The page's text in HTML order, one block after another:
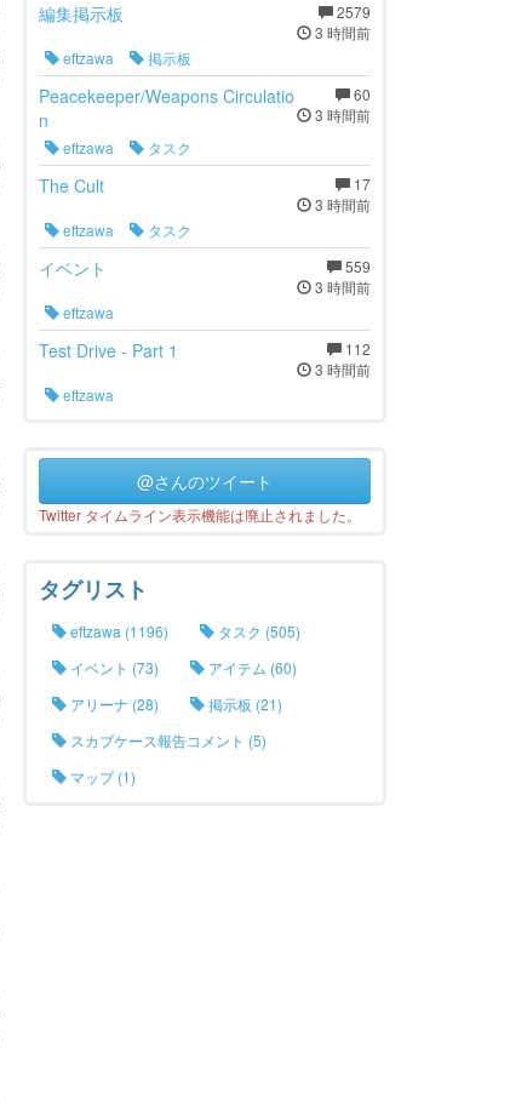
2579
3 時間前
編集掲示板
eftzawa
掲示板
60
3 時間前
Peacekeeper/Weapons Circulatio
n
eftzawa
タスク
17
3 時間前
The Cult
eftzawa
タスク
559
3 時間前
イベント
eftzawa
112
3 時間前
Test Drive - Part 1
eftzawa
@さんのツイート
Twitter タイムライン表示機能は廃止されました。
タグリスト
eftzawa (1196)
タスク (505)
イベント (73)
アイテム (60)
アリーナ (28)
掲示板 (21)
スカブケース報告コメント (5)
マップ (1)